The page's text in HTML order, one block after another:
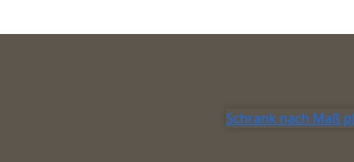
Schrank nach Maß